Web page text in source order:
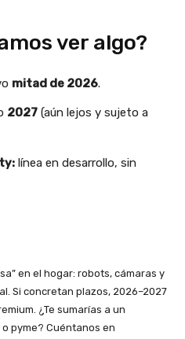
ver algo?
mitad de 2026.
2027 (aún lejos y sujeto a
línea en desarrollo, sin
en el hogar: robots, cámaras y
Si concretan plazos, 2026–2027
¿Te sumarías a un
pyme? Cuéntanos en